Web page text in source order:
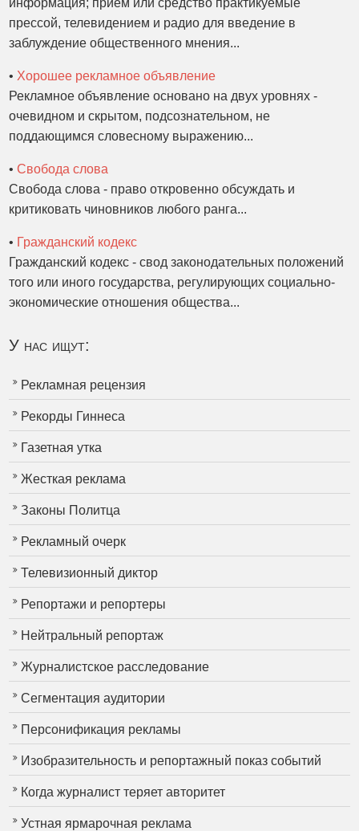
информация; прием или средство практикуемые
прессой, телевидением и радио для введение в
заблуждение общественного мнения...
• Хорошее рекламное объявление
Рекламное объявление основано на двух уровнях -
очевидном и скрытом, подсознательном, не
поддающимся словесному выражению...
•Свобода слова
Свобода слова - право откровенно обсуждать и
критиковать чиновников любого ранга...
• Гражданский кодекс
Гражданский кодекс - свод законодательных положений
того или иного государства, регулирующих социально-
экономические отношения общества...
У нас ищут:
Рекламная рецензия
Рекорды Гиннеса
Газетная утка
Жесткая реклама
Законы Политца
Рекламный очерк
Телевизионный диктор
Репортажи и репортеры
Нейтральный репортаж
Журналистское расследование
Сегментация аудитории
Персонификация рекламы
Изобразительность и репортажный показ событий
Когда журналист теряет авторитет
Устная ярмарочная реклама